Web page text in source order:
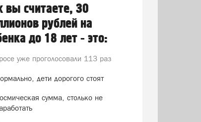
вы считаете, 30
рублей на
до 18 лет - это:
уже проголосовали 113 раз
дети дорогого стоят
сумма, столько не